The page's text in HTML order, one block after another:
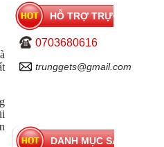
HỖ TRỢ TRỰC TUYẾN
0703680616
trunggets@gmail.com
DANH MỤC SẢN PHẨM